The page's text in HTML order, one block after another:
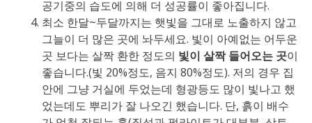
공기중의 습도에 의해 더 성공률이 좋아집니다.
최소 한달~두달까지는 햇빛을 그대로 노출하지 않고
그늘이 더 많은 곳에 놔두세요. 빛이 아예없는 어두운
곳 보다는 살짝 환한 정도의 빛이 살짝 들어오는 곳이
좋습니다.(빛 20%정도, 음지 80%정도). 저의 경우 집
안에 그냥 거실에 두었는데 형광등도 많이 빛나고 했
었는데도 뿌리가 잘 나오긴 했습니다. 단, 흙이 배수